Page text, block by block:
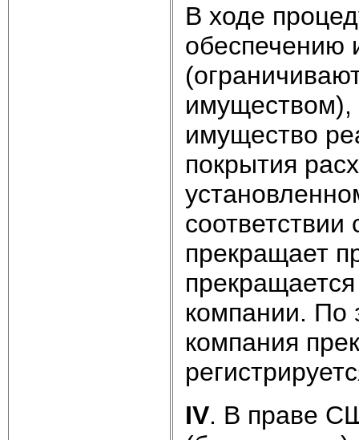
В ходе
обеспечению
имуществом),
имущество
покрытия
прекращает
компании. По
компания
IV. В праве